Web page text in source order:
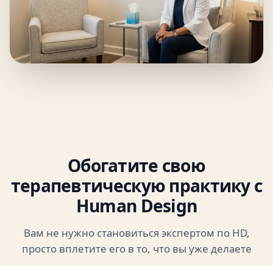
Обогатите свою
терапевтическую практику с
Human Design
Вам не нужно становиться экспертом по HD,
просто вплетите его в то, что вы уже делаете